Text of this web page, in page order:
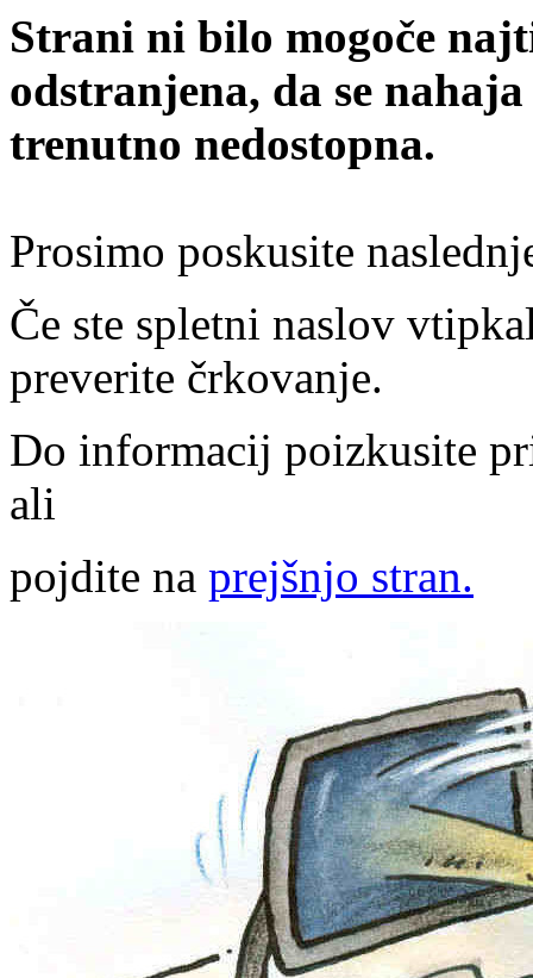
Strani ni bilo mogoče
odstranjena, da se
trenutno nedostopna.
Prosimo poskusite
Če ste spletni naslov
preverite črkovanje.
Do informacij poizkusite
ali
pojdite na prejšnjo stran.